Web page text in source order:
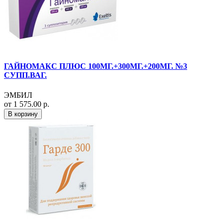
ГАЙНОМАКС ПЛЮС 100МГ.+300МГ.+200МГ. №3
СУПП.ВАГ.
ЭМБИЛ
от 1 575.00 р.
В корзину